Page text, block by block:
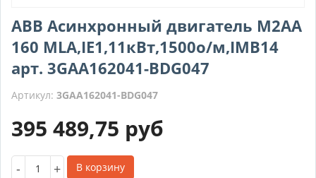
ABB Асинхронный двигатель M2AA
160 MLA,IE1,11кВт,1500о/м,IMB14
арт. 3GAA162041-BDG047
Артикул: 3GAA162041-BDG047
395 489,75 руб
- + В корзину